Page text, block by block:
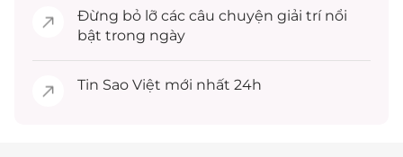
Đừng bỏ lỡ các câu chuyện giải trínổi
bật trong ngày
Tin Sao Việt mới nhất 24h